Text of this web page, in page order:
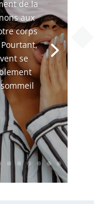
de la
aux
corps
se